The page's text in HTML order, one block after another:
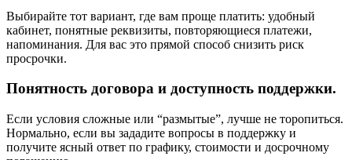
Выбирайте тот вариант, где вам проще платить: удобный
кабинет, понятные реквизиты, повторяющиеся платежи,
напоминания. Для вас это прямой способ снизить риск
просрочки.
Понятность договора и доступность поддержки.
Если условия сложные или “размытые”, лучше не торопиться.
Нормально, если вы зададите вопросы в поддержку и
получите ясный ответ по графику, стоимости и досрочному